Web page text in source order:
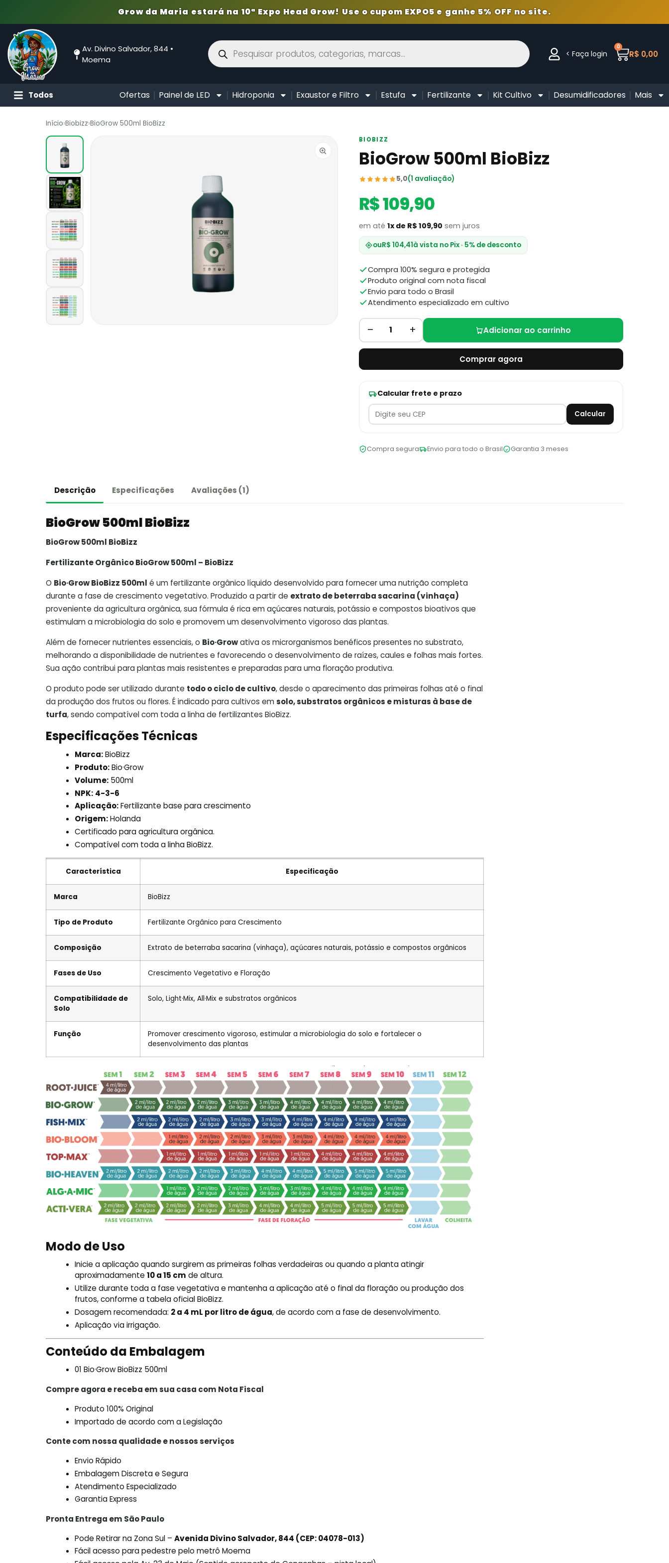
Grow da Maria estará na 10ª Expo Head Grow! Use o cupom EXPO5 e ganhe 5% OFF no site.
Av. Divino Salvador, 844 •
Moema
< Faça login R$ 0,00
0
Todos Ofertas Painel de LED Hidroponia Exaustor e Filtro Estufa Fertilizante Kit Cultivo Desumidificadores Mais
Início›Biobizz›BioGrow 500ml BioBizz
BIOBIZZ
BioGrow 500ml BioBizz
5,0(1 avaliação)
R$ 109,90
em até 1x de R$ 109,90 sem juros
ouR$ 104,41à vista no Pix · 5% de desconto
Compra 100% segura e protegida
Produto original com nota fiscal
Envio para todo o Brasil
Atendimento especializado em cultivo
– 1 + Adicionar ao carrinho
Comprar agora
Calcular frete e prazo
Calcular
Compra segura Envio para todo o Brasil Garantia 3 meses
Descrição Especificações Avaliações (1)
BioGrow 500ml BioBizz
BioGrow 500ml BioBizz
Fertilizante Orgânico BioGrow 500ml – BioBizz
O Bio·Grow BioBizz 500ml é um fertilizante orgânico líquido desenvolvido para fornecer uma nutrição completa
durante a fase de crescimento vegetativo. Produzido a partir de extrato de beterraba sacarina (vinhaça)
proveniente da agricultura orgânica, sua fórmula é rica em açúcares naturais, potássio e compostos bioativos que
estimulam a microbiologia do solo e promovem um desenvolvimento vigoroso das plantas.
Além de fornecer nutrientes essenciais, o Bio·Growativa os microrganismos benéficos presentes no substrato,
melhorando a disponibilidade de nutrientes e favorecendo o desenvolvimento de raízes, caules e folhas mais fortes.
Sua ação contribui para plantas mais resistentes e preparadas para uma floração produtiva.
O produto pode ser utilizado durante todo o ciclo de cultivo, desde o aparecimento das primeiras folhas até o final
da produção dos frutos ou flores. É indicado para cultivos emsolo, substratos orgânicos e misturas à base de
turfa, sendo compatível com toda a linha de fertilizantes BioBizz.
Especificações Técnicas
Marca:BioBizz
Produto:Bio·Grow
Volume: 500ml
NPK: 4-3-6
Aplicação:Fertilizante base para crescimento
Origem:Holanda
Certificado para agricultura orgânica.
Compatível com toda a linha BioBizz.
Característica Especificação
Marca BioBizz
Tipo de Produto Fertilizante Orgânico para Crescimento
Composição Extrato de beterraba sacarina (vinhaça), açúcares naturais, potássio e compostos orgânicos
Fases de Uso Crescimento Vegetativo e Floração
Compatibilidade de
Solo
Solo, Light·Mix, All·Mix e substratos orgânicos
Função
Promover crescimento vigoroso, estimular a microbiologia do solo e fortalecer o
desenvolvimento das plantas
Modo de Uso
Inicie a aplicação quando surgirem as primeiras folhas verdadeiras ou quando a planta atingir
aproximadamente10 a 15 cm de altura.
Utilize durante toda a fase vegetativa e mantenha a aplicação até o final da floração ou produção dos
frutos, conforme a tabela oficial BioBizz.
Dosagem recomendada: 2 a 4 mL por litro de água, de acordo com a fase de desenvolvimento.
Aplicação via irrigação.
Conteúdo da Embalagem
01 Bio·Grow BioBizz 500ml
Compre agora e receba em sua casa com Nota Fiscal
Produto 100% Original
Importado de acordo com a Legislação
Conte com nossa qualidade e nossos serviços
Envio Rápido
Embalagem Discreta e Segura
Atendimento Especializado
Garantia Express
Pronta Entrega em São Paulo
Pode Retirar na Zona Sul –Avenida Divino Salvador, 844 (CEP: 04078-013)
Fácil acesso para pedestre pelo metrô Moema